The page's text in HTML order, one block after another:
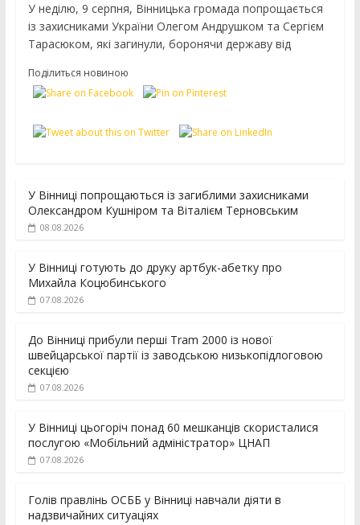
У неділю, 9 серпня, Вінницька громада попрощається
із захисниками України Олегом Андрушком та Сергієм
Тарасюком, які загинули, боронячи державу від
Поділиться новиною
У Вінниці попрощаються із загиблими захисниками
Олександром Кушніром та Віталієм Терновським
08.08.2026
У Вінниці готують до друку артбук-абетку про
Михайла Коцюбинського
07.08.2026
До Вінниці прибули перші Tram 2000 із нової
швейцарської партії із заводською низькопідлоговою
секцією
07.08.2026
У Вінниці цьогоріч понад 60 мешканців скористалися
послугою «Мобільний адміністратор» ЦНАП
07.08.2026
Голів правлінь ОСББ у Вінниці навчали діяти в
надзвичайних ситуаціях